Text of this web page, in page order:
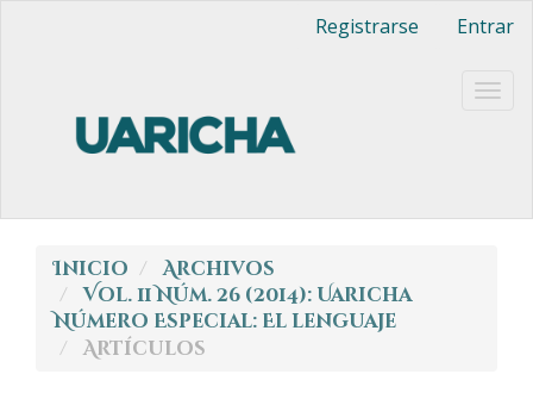
Barra
lateral
Registrarse Entrar
Inicio
Archivos
Vol. 11 Núm. 26 (2014): Uaricha
Número Especial: El lenguaje
Artículos